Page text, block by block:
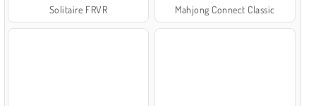
Solitaire FRVR Mahjong Connect Classic